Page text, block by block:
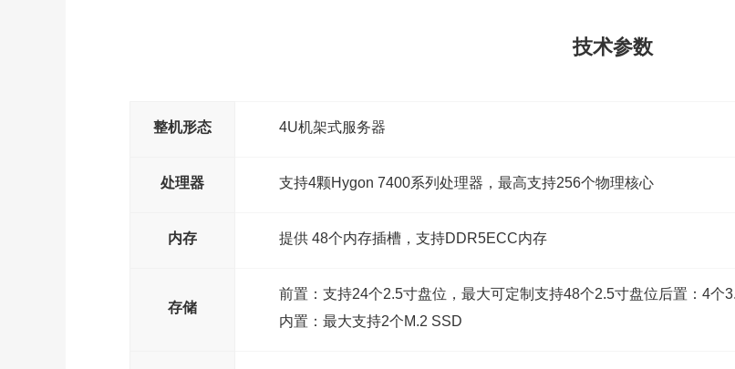
技术参数
整机形态 4U机架式服务器
处理器 支持4颗Hygon 7400系列处理器，最高支持256个物理核心
内存 提供 48个内存插槽，支持DDR5ECC内存
存储
前置：支持24个2.5寸盘位，最大可定制支持48个2.5寸盘位后置：4个
内置：最大支持2个M.2 SSD